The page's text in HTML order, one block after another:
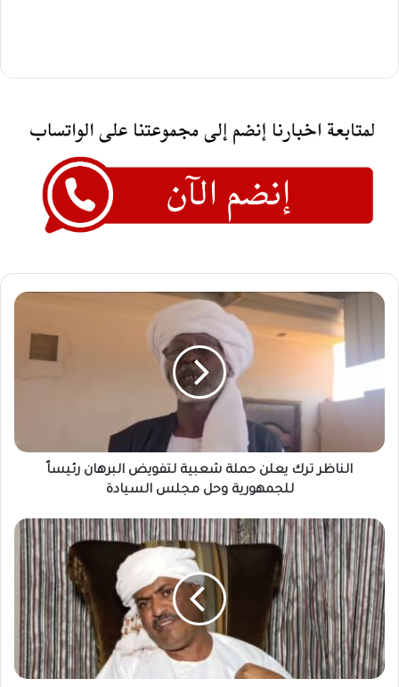
الناظر
حملة
لتفويض
للجمهورية
الناظر ترك يعلن حملة شعبية لتفويض البرهان رئيساً
للجمهورية وحل مجلس السيادة
مستشار
رئيس
الوزراء
يتهم
الإمارات
بتجنيد
"عميل
مؤثر"
في